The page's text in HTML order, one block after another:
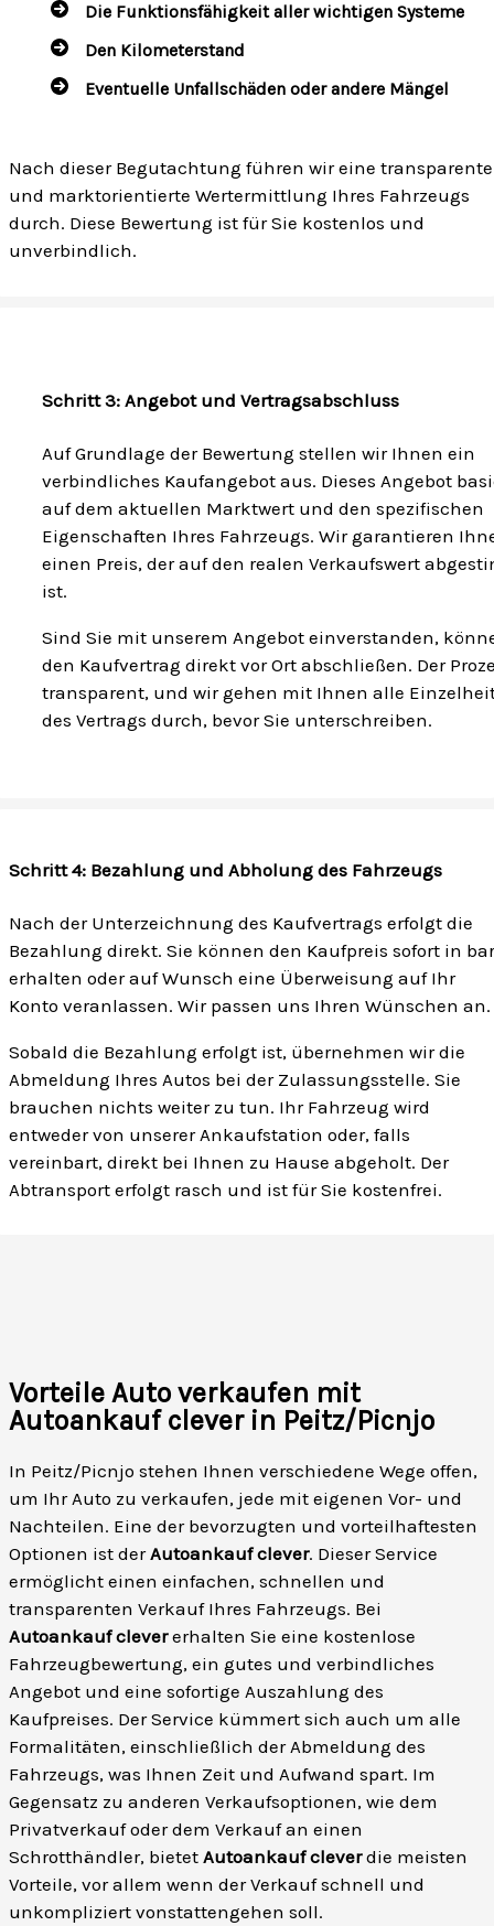
Die Funktionsfähigkeit aller wichtigen Systeme
Den Kilometerstand
Eventuelle Unfallschäden oder andere Mängel
Nach dieser Begutachtung führen wir eine transparente
und marktorientierte Wertermittlung Ihres Fahrzeugs
durch. Diese Bewertung ist für Sie kostenlos und
unverbindlich.
Schritt 3: Angebot und Vertragsabschluss
Auf Grundlage der Bewertung stellen wir Ihnen ein
verbindliches Kaufangebot aus. Dieses Angebot
auf dem aktuellen Marktwert und den spezifischen
Eigenschaften Ihres Fahrzeugs. Wir garantieren
einen Preis, der auf den realen Verkaufswert
ist.
Sind Sie mit unserem Angebot einverstanden,
den Kaufvertrag direkt vor Ort abschließen. Der
transparent, und wir gehen mit Ihnen alle
des Vertrags durch, bevor Sie unterschreiben.
Schritt 4: Bezahlung und Abholung des Fahrzeugs
Nach der Unterzeichnung des Kaufvertrags erfolgt die
Bezahlung direkt. Sie können den Kaufpreis sofort in bar
erhalten oder auf Wunsch eine Überweisung auf Ihr
Konto veranlassen. Wir passen uns Ihren Wünschen an.
Sobald die Bezahlung erfolgt ist, übernehmen wir die
Abmeldung Ihres Autos bei der Zulassungsstelle. Sie
brauchen nichts weiter zu tun. Ihr Fahrzeug wird
entweder von unserer Ankaufstation oder, falls
vereinbart, direkt bei Ihnen zu Hause abgeholt. Der
Abtransport erfolgt rasch und ist für Sie kostenfrei.
Vorteile Auto verkaufen mit
Autoankauf clever in Peitz/Picnjo
In Peitz/Picnjo stehen Ihnen verschiedene Wege offen,
um Ihr Auto zu verkaufen, jede mit eigenen Vor- und
Nachteilen. Eine der bevorzugten und vorteilhaftesten
Optionen ist derAutoankauf clever. Dieser Service
ermöglicht einen einfachen, schnellen und
transparenten Verkauf Ihres Fahrzeugs. Bei
Autoankauf clevererhalten Sie eine kostenlose
Fahrzeugbewertung, ein gutes und verbindliches
Angebot und eine sofortige Auszahlung des
Kaufpreises. Der Service kümmert sich auch um alle
Formalitäten, einschließlich der Abmeldung des
Fahrzeugs, was Ihnen Zeit und Aufwand spart. Im
Gegensatz zu anderen Verkaufsoptionen, wie dem
Privatverkauf oder dem Verkauf an einen
Schrotthändler, bietet Autoankauf cleverdie meisten
Vorteile, vor allem wenn der Verkauf schnell und
unkompliziert vonstattengehen soll.